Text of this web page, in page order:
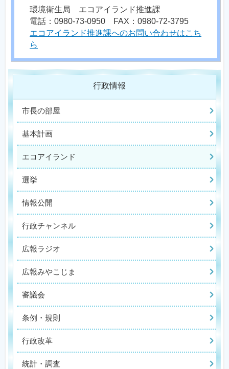
環境衛生局 エコアイランド推進課
電話：0980-73-0950 FAX：0980-72-3795
エコアイランド推進課へのお問い合わせはこち
ら
行政情報
市長の部屋
基本計画
エコアイランド
選挙
情報公開
行政チャンネル
広報ラジオ
広報みやこじま
審議会
条例・規則
行政改革
統計・調査